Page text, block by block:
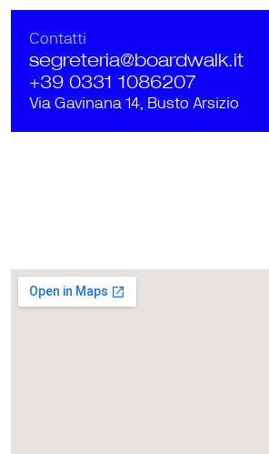
Contatti
segreteria@boardwalk.it
+39 0331 1086207
Via Gavinana 14, Busto Arsizio